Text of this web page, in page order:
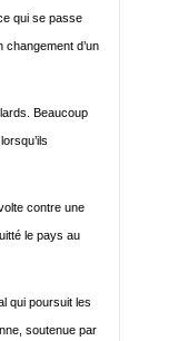
qui se passe
changement d’un
Beaucoup
contre une
le pays au
qui poursuit les
soutenue par